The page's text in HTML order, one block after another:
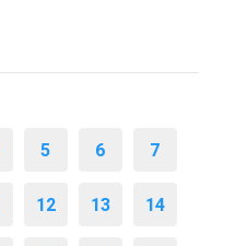
5 6 7
12 13 14